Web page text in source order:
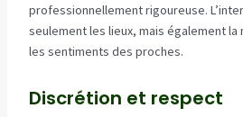
professionnellement rigoureuse.
seulement les lieux, mais également
les sentiments des proches.
Discrétion et respect